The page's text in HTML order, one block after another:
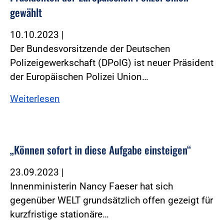
gewählt
10.10.2023 |
Der Bundesvorsitzende der Deutschen
Polizeigewerkschaft (DPolG) ist neuer Präsident
der Europäischen Polizei Union…
Weiterlesen
„Können sofort in diese Aufgabe einsteigen“
23.09.2023 |
Innenministerin Nancy Faeser hat sich
gegenüber WELT grundsätzlich offen gezeigt für
kurzfristige stationäre…